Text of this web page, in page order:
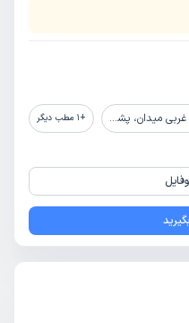
تجاری صادقیه، طبقه 2، واحد 7 +
1 مطب دیگر